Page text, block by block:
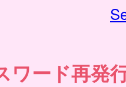
ワード再発